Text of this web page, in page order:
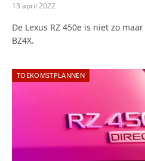
13 april 2022
De Lexus RZ 450e is niet zo
BZ4X.
TOEKOMSTPLANNEN